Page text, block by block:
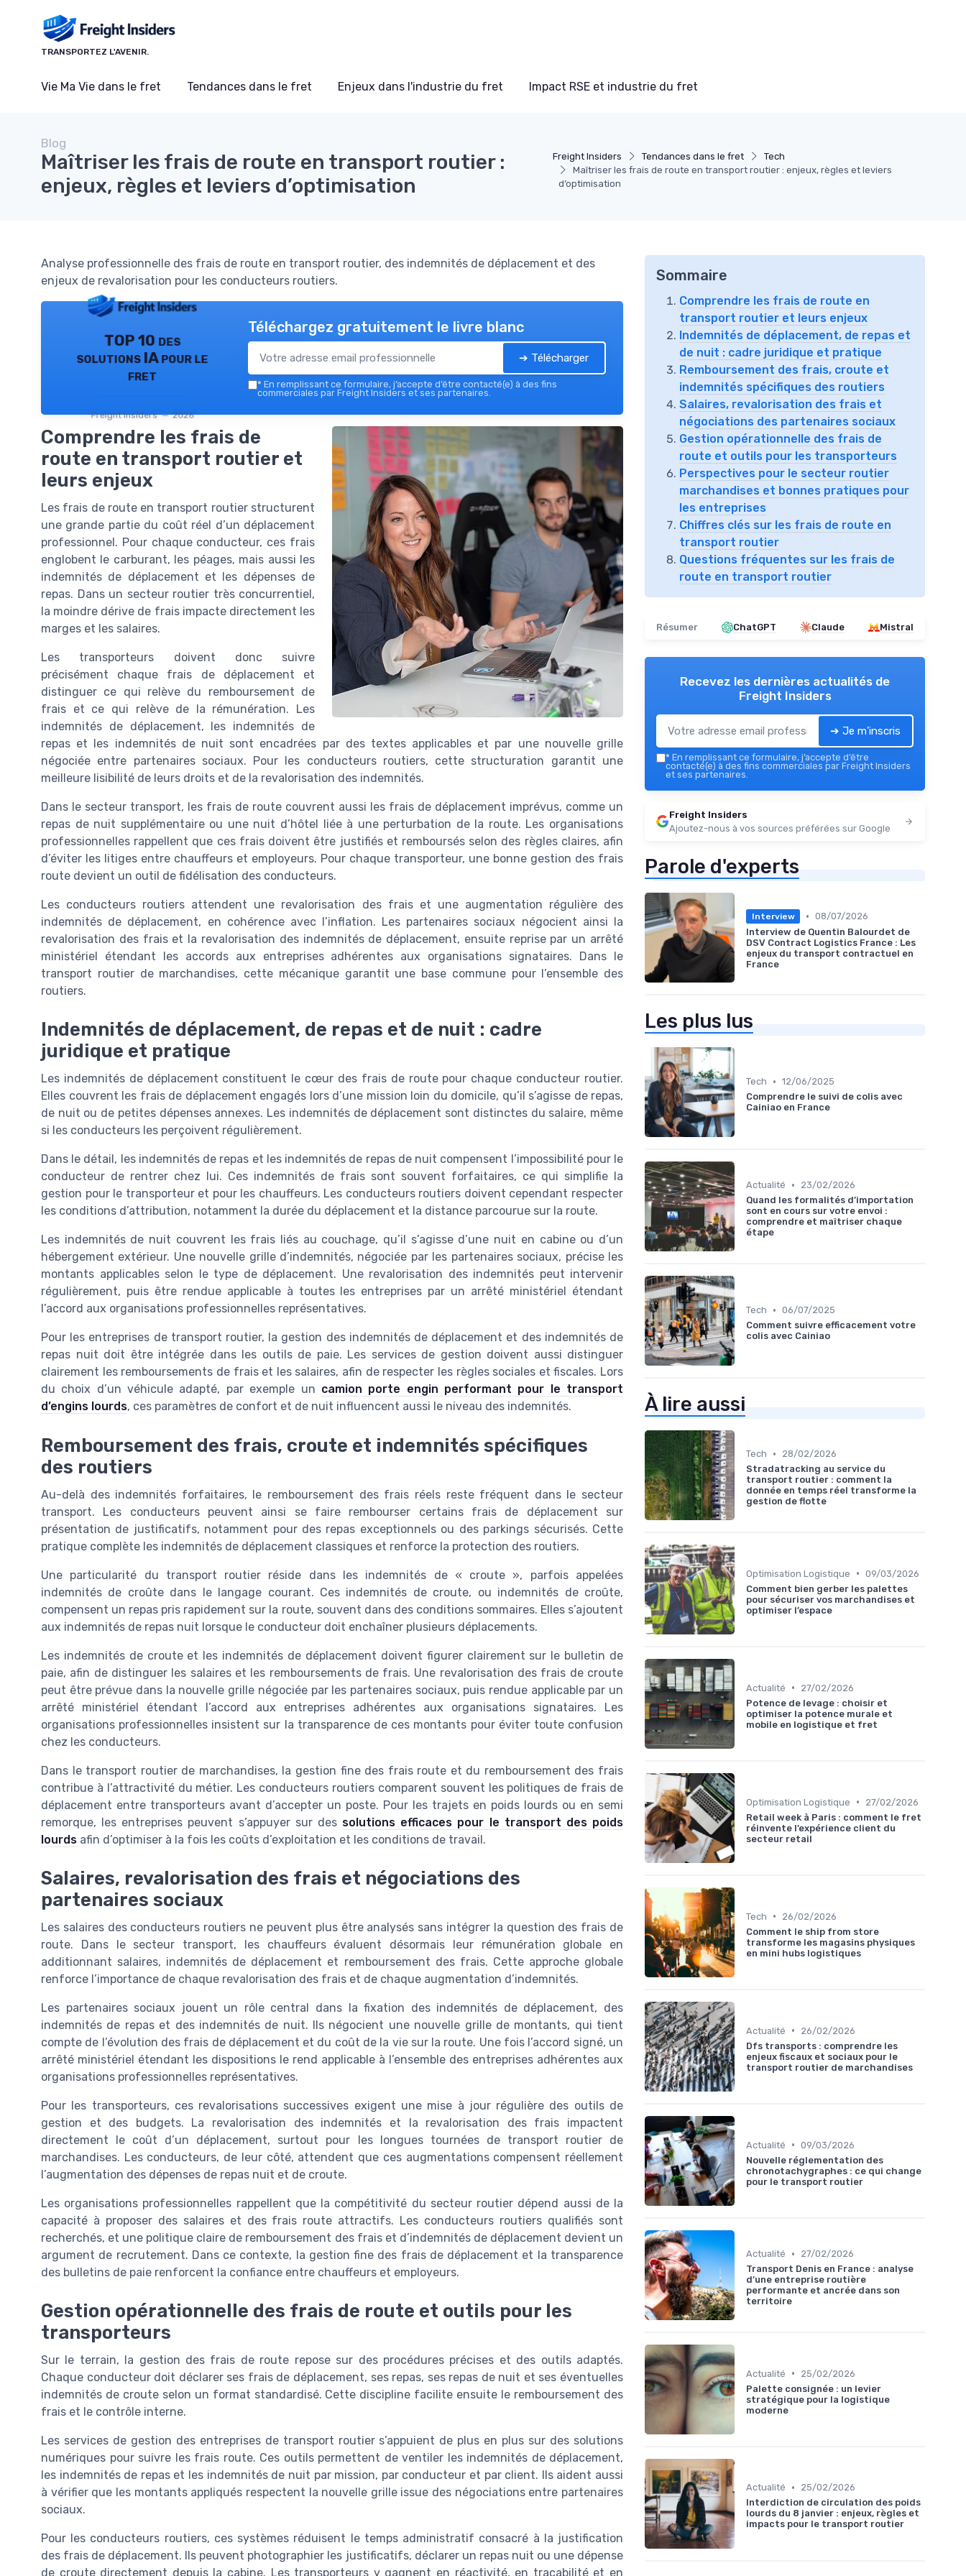
TRANSPORTEZ L'AVENIR.
Vie Ma Vie dans le fret Tendances dans le fret Enjeux dans l'industrie du fret Impact RSE et industrie du fret
Freight Insiders Tendances dans le fret
Tech
Maîtriser les frais de route en transport routier : enjeux, règles et leviers
d’optimisation
Blog
Maîtriser les frais de route en transport routier :
enjeux, règles et leviers d’optimisation
Analyse professionnelle des frais de route en transport routier, des indemnités de déplacement et des
enjeux de revalorisation pour les conducteurs routiers.
TOP 10 des
solutions IA pour le
fret
Freight Insiders — 2026
Téléchargez gratuitement le livre blanc
➔ Télécharger
* En remplissant ce formulaire, j’accepte d’être contacté(e) à des fins
commerciales par Freight Insiders et ses partenaires.
Comprendre les frais de
route en transport routier et
leurs enjeux
Les frais de route en transport routier structurent
une grande partie du coût réel d’un déplacement
professionnel. Pour chaque conducteur, ces frais
englobent le carburant, les péages, mais aussi les
indemnités de déplacement et les dépenses de
repas. Dans un secteur routier très concurrentiel,
la moindre dérive de frais impacte directement les
marges et les salaires.
Les transporteurs doivent donc suivre
précisément chaque frais de déplacement et
distinguer ce qui relève du remboursement de
frais et ce qui relève de la rémunération. Les
indemnités de déplacement, les indemnités de
repas et les indemnités de nuit sont encadrées par des textes applicables et par une nouvelle grille
négociée entre partenaires sociaux. Pour les conducteurs routiers, cette structuration garantit une
meilleure lisibilité de leurs droits et de la revalorisation des indemnités.
Dans le secteur transport, les frais de route couvrent aussi les frais de déplacement imprévus, comme un
repas de nuit supplémentaire ou une nuit d’hôtel liée à une perturbation de la route. Les organisations
professionnelles rappellent que ces frais doivent être justifiés et remboursés selon des règles claires, afin
d’éviter les litiges entre chauffeurs et employeurs. Pour chaque transporteur, une bonne gestion des frais
route devient un outil de fidélisation des conducteurs.
Les conducteurs routiers attendent une revalorisation des frais et une augmentation régulière des
indemnités de déplacement, en cohérence avec l’inflation. Les partenaires sociaux négocient ainsi la
revalorisation des frais et la revalorisation des indemnités de déplacement, ensuite reprise par un arrêté
ministériel étendant les accords aux entreprises adhérentes aux organisations signataires. Dans le
transport routier de marchandises, cette mécanique garantit une base commune pour l’ensemble des
routiers.
Indemnités de déplacement, de repas et de nuit : cadre
juridique et pratique
Les indemnités de déplacement constituent le cœur des frais de route pour chaque conducteur routier.
Elles couvrent les frais de déplacement engagés lors d’une mission loin du domicile, qu’il s’agisse de repas,
de nuit ou de petites dépenses annexes. Les indemnités de déplacement sont distinctes du salaire, même
si les conducteurs les perçoivent régulièrement.
Dans le détail, les indemnités de repas et les indemnités de repas de nuit compensent l’impossibilité pour le
conducteur de rentrer chez lui. Ces indemnités de frais sont souvent forfaitaires, ce qui simplifie la
gestion pour le transporteur et pour les chauffeurs. Les conducteurs routiers doivent cependant respecter
les conditions d’attribution, notamment la durée du déplacement et la distance parcourue sur la route.
Les indemnités de nuit couvrent les frais liés au couchage, qu’il s’agisse d’une nuit en cabine ou d’un
hébergement extérieur. Une nouvelle grille d’indemnités, négociée par les partenaires sociaux, précise les
montants applicables selon le type de déplacement. Une revalorisation des indemnités peut intervenir
régulièrement, puis être rendue applicable à toutes les entreprises par un arrêté ministériel étendant
l’accord aux organisations professionnelles représentatives.
Pour les entreprises de transport routier, la gestion des indemnités de déplacement et des indemnités de
repas nuit doit être intégrée dans les outils de paie. Les services de gestion doivent aussi distinguer
clairement les remboursements de frais et les salaires, afin de respecter les règles sociales et fiscales. Lors
du choix d’un véhicule adapté, par exemple un camion porte engin performant pour le transport
d’engins lourds, ces paramètres de confort et de nuit influencent aussi le niveau des indemnités.
Remboursement des frais, croute et indemnités spécifiques
des routiers
Au-delà des indemnités forfaitaires, le remboursement des frais réels reste fréquent dans le secteur
transport. Les conducteurs peuvent ainsi se faire rembourser certains frais de déplacement sur
présentation de justificatifs, notamment pour des repas exceptionnels ou des parkings sécurisés. Cette
pratique complète les indemnités de déplacement classiques et renforce la protection des routiers.
Une particularité du transport routier réside dans les indemnités de « croute », parfois appelées
indemnités de croûte dans le langage courant. Ces indemnités de croute, ou indemnités de croûte,
compensent un repas pris rapidement sur la route, souvent dans des conditions sommaires. Elles s’ajoutent
aux indemnités de repas nuit lorsque le conducteur doit enchaîner plusieurs déplacements.
Les indemnités de croute et les indemnités de déplacement doivent figurer clairement sur le bulletin de
paie, afin de distinguer les salaires et les remboursements de frais. Une revalorisation des frais de croute
peut être prévue dans la nouvelle grille négociée par les partenaires sociaux, puis rendue applicable par un
arrêté ministériel étendant l’accord aux entreprises adhérentes aux organisations signataires. Les
organisations professionnelles insistent sur la transparence de ces montants pour éviter toute confusion
chez les conducteurs.
Dans le transport routier de marchandises, la gestion fine des frais route et du remboursement des frais
contribue à l’attractivité du métier. Les conducteurs routiers comparent souvent les politiques de frais de
déplacement entre transporteurs avant d’accepter un poste. Pour les trajets en poids lourds ou en semi
remorque, les entreprises peuvent s’appuyer sur des solutions efficaces pour le transport des poids
lourds afin d’optimiser à la fois les coûts d’exploitation et les conditions de travail.
Salaires, revalorisation des frais et négociations des
partenaires sociaux
Les salaires des conducteurs routiers ne peuvent plus être analysés sans intégrer la question des frais de
route. Dans le secteur transport, les chauffeurs évaluent désormais leur rémunération globale en
additionnant salaires, indemnités de déplacement et remboursement des frais. Cette approche globale
renforce l’importance de chaque revalorisation des frais et de chaque augmentation d’indemnités.
Les partenaires sociaux jouent un rôle central dans la fixation des indemnités de déplacement, des
indemnités de repas et des indemnités de nuit. Ils négocient une nouvelle grille de montants, qui tient
compte de l’évolution des frais de déplacement et du coût de la vie sur la route. Une fois l’accord signé, un
arrêté ministériel étendant les dispositions le rend applicable à l’ensemble des entreprises adhérentes aux
organisations professionnelles représentatives.
Pour les transporteurs, ces revalorisations successives exigent une mise à jour régulière des outils de
gestion et des budgets. La revalorisation des indemnités et la revalorisation des frais impactent
directement le coût d’un déplacement, surtout pour les longues tournées de transport routier de
marchandises. Les conducteurs, de leur côté, attendent que ces augmentations compensent réellement
l’augmentation des dépenses de repas nuit et de croute.
Les organisations professionnelles rappellent que la compétitivité du secteur routier dépend aussi de la
capacité à proposer des salaires et des frais route attractifs. Les conducteurs routiers qualifiés sont
recherchés, et une politique claire de remboursement des frais et d’indemnités de déplacement devient un
argument de recrutement. Dans ce contexte, la gestion fine des frais de déplacement et la transparence
des bulletins de paie renforcent la confiance entre chauffeurs et employeurs.
Gestion opérationnelle des frais de route et outils pour les
transporteurs
Sur le terrain, la gestion des frais de route repose sur des procédures précises et des outils adaptés.
Chaque conducteur doit déclarer ses frais de déplacement, ses repas, ses repas de nuit et ses éventuelles
indemnités de croute selon un format standardisé. Cette discipline facilite ensuite le remboursement des
frais et le contrôle interne.
Les services de gestion des entreprises de transport routier s’appuient de plus en plus sur des solutions
numériques pour suivre les frais route. Ces outils permettent de ventiler les indemnités de déplacement,
les indemnités de repas et les indemnités de nuit par mission, par conducteur et par client. Ils aident aussi
à vérifier que les montants appliqués respectent la nouvelle grille issue des négociations entre partenaires
sociaux.
Pour les conducteurs routiers, ces systèmes réduisent le temps administratif consacré à la justification
des frais de déplacement. Ils peuvent photographier les justificatifs, déclarer un repas nuit ou une dépense
de croute directement depuis la cabine. Les transporteurs y gagnent en réactivité, en traçabilité et en
Sommaire
Comprendre les frais de route en
transport routier et leurs enjeux
Indemnités de déplacement, de repas et
de nuit : cadre juridique et pratique
Remboursement des frais, croute et
indemnités spécifiques des routiers
Salaires, revalorisation des frais et
négociations des partenaires sociaux
Gestion opérationnelle des frais de
route et outils pour les transporteurs
Perspectives pour le secteur routier
marchandises et bonnes pratiques pour
les entreprises
Chiffres clés sur les frais de route en
transport routier
Questions fréquentes sur les frais de
route en transport routier
Résumer ChatGPT Claude Mistral
Recevez les dernières actualités de
Freight Insiders
➔ Je m'inscris
* En remplissant ce formulaire, j’accepte d’être
contacté(e) à des fins commerciales par Freight Insiders
et ses partenaires.
Freight Insiders
Ajoutez-nous à vos sources préférées sur Google
Parole d'experts
Interview • 08/07/2026
Interview de Quentin Balourdet de
DSV Contract Logistics France : Les
enjeux du transport contractuel en
France
Les plus lus
Tech • 12/06/2025
Comprendre le suivi de colis avec
Cainiao en France
Actualité •
23/02/2026
Quand les formalités d’importation
sont en cours sur votre envoi :
comprendre et maîtriser chaque
étape
Tech • 06/07/2025
Comment suivre efficacement votre
colis avec Cainiao
À lire aussi
Tech •
28/02/2026
Stradatracking au service du
transport routier : comment la
donnée en temps réel transforme la
gestion de flotte
Optimisation Logistique • 09/03/2026
Comment bien gerber les palettes
pour sécuriser vos marchandises et
optimiser l’espace
Actualité •
27/02/2026
Potence de levage : choisir et
optimiser la potence murale et
mobile en logistique et fret
Optimisation Logistique •
27/02/2026
Retail week à Paris : comment le fret
réinvente l’expérience client du
secteur retail
Tech •
26/02/2026
Comment le ship from store
transforme les magasins physiques
en mini hubs logistiques
Actualité •
26/02/2026
Dfs transports : comprendre les
enjeux fiscaux et sociaux pour le
transport routier de marchandises
Actualité • 09/03/2026
Nouvelle réglementation des
chronotachygraphes : ce qui change
pour le transport routier
Actualité •
27/02/2026
Transport Denis en France : analyse
d’une entreprise routière
performante et ancrée dans son
territoire
Actualité •
25/02/2026
Palette consignée : un levier
stratégique pour la logistique
moderne
Actualité •
25/02/2026
Interdiction de circulation des poids
lourds du 8 janvier : enjeux, règles et
impacts pour le transport routier